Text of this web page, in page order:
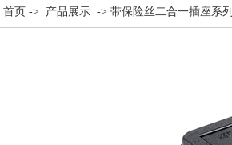
首页 -> 产品展示 -> 带保险丝二合一插座系列